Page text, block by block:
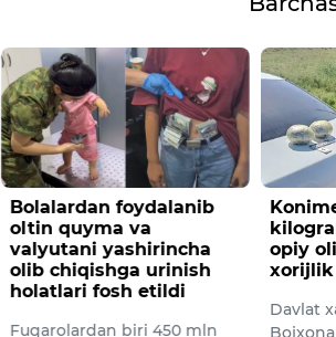
Bolalardan foydalanib
oltin quyma va
valyutani yashirincha
olib chiqishga urinish
holatlari fosh etildi
Fuqarolardan biri 450 mln
opiy
xorijlik
Davlat